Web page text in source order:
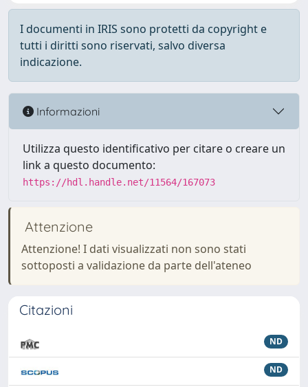
I documenti in IRIS sono protetti da copyright e
tutti i diritti sono riservati, salvo diversa
indicazione.
Informazioni
Utilizza questo identificativo per citare o creare un
link a questo documento:
https://hdl.handle.net/11564/167073
Attenzione
Attenzione! I dati visualizzati non sono stati
sottoposti a validazione da parte dell'ateneo
Citazioni
ND
ND